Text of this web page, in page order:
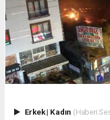
Erkek| Kadın (Haberi